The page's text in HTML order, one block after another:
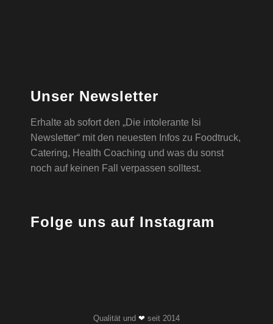
Unser Newsletter
Erhalte ab sofort den „Die intolerante Isi
Newsletter“ mit den neuesten Infos zu Foodtruck,
Catering, Health Coaching und was du sonst
noch auf keinen Fall verpassen solltest.
Folge uns auf Instagram
Qualität und ❤ seit 2014